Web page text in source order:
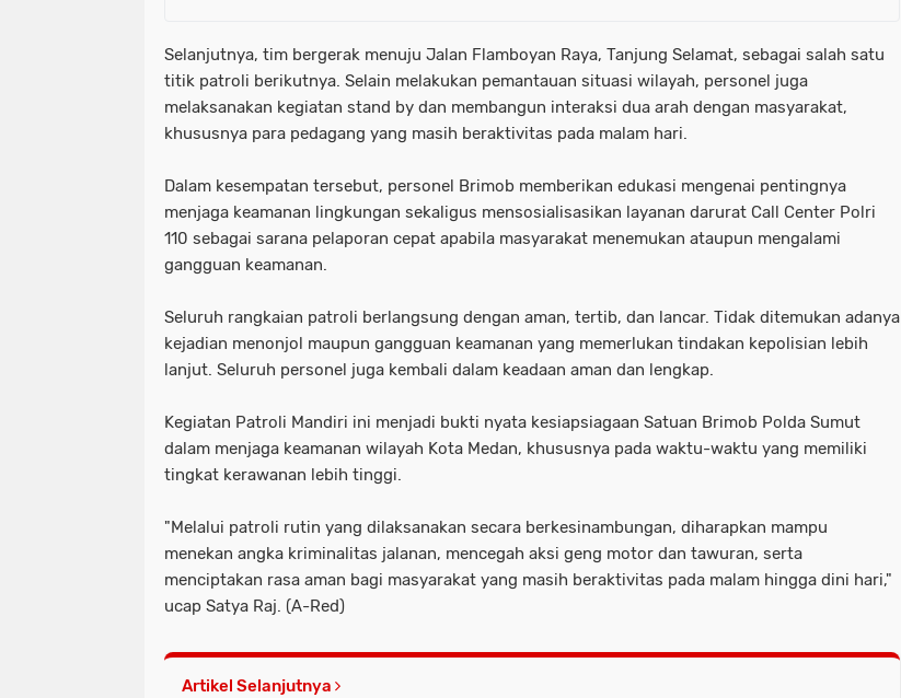
Selanjutnya, tim bergerak menuju Jalan Flamboyan Raya, Tanjung Selamat, sebagai salah satu
titik patroli berikutnya. Selain melakukan pemantauan situasi wilayah, personel juga
melaksanakan kegiatan stand by dan membangun interaksi dua arah dengan masyarakat,
khususnya para pedagang yang masih beraktivitas pada malam hari.
Dalam kesempatan tersebut, personel Brimob memberikan edukasi mengenai pentingnya
menjaga keamanan lingkungan sekaligus mensosialisasikan layanan darurat Call Center Polri
110 sebagai sarana pelaporan cepat apabila masyarakat menemukan ataupun mengalami
gangguan keamanan.
Seluruh rangkaian patroli berlangsung dengan aman, tertib, dan lancar. Tidak ditemukan adanya
kejadian menonjol maupun gangguan keamanan yang memerlukan tindakan kepolisian lebih
lanjut. Seluruh personel juga kembali dalam keadaan aman dan lengkap.
Kegiatan Patroli Mandiri ini menjadi bukti nyata kesiapsiagaan Satuan Brimob Polda Sumut
dalam menjaga keamanan wilayah Kota Medan, khususnya pada waktu-waktu yang memiliki
tingkat kerawanan lebih tinggi.
"Melalui patroli rutin yang dilaksanakan secara berkesinambungan, diharapkan mampu
menekan angka kriminalitas jalanan, mencegah aksi geng motor dan tawuran, serta
menciptakan rasa aman bagi masyarakat yang masih beraktivitas pada malam hingga dini hari,"
ucap Satya Raj. (A-Red)
Artikel Selanjutnya